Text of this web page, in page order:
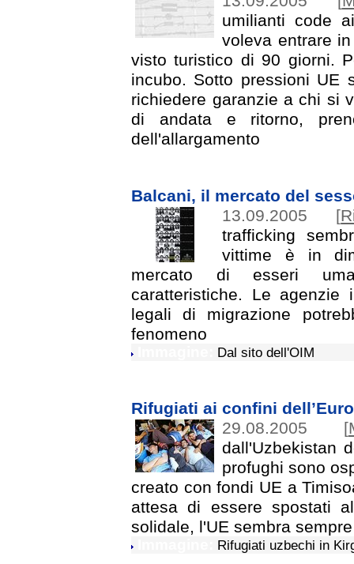
umilianti code
voleva entrare
visto turistico di 90 giorni.
incubo. Sotto pressioni UE
richiedere garanzie a chi si
di andata e ritorno,
dell'allargamento
Balcani, il mercato del
13.09.2005
[
trafficking
vittime è in
mercato di esseri
caratteristiche. Le agenzie
legali di migrazione
fenomeno
Dal sito dell'OIM
Rifugiati ai confini
29.08.2005
[
dall'Uzbekistan
profughi sono
creato con fondi UE a
attesa di essere spostati
solidale, l'UE sembra
Rifugiati uzbechi in